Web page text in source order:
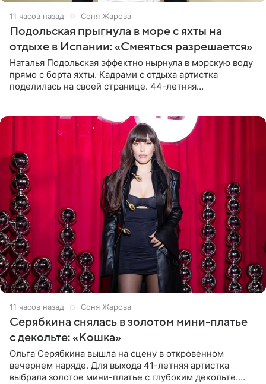
11 часов назад Соня Жарова
Подольская прыгнула в море с яхты на
отдыхе в Испании: «Смеяться разрешается»
Наталья Подольская эффектно нырнула в морскую воду
прямо с борта яхты. Кадрами с отдыха артистка
поделилась на своей странице. 44-летняя
11 часов назад Соня Жарова
Серябкина снялась в золотом мини-платье
с декольте: «Кошка»
Ольга Серябкина вышла на сцену в откровенном
вечернем наряде. Для выхода 41-летняя артистка
выбрала золотое мини-платье с глубоким декольте.